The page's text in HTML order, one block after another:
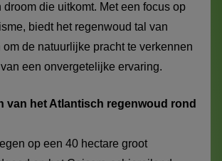
die uitkomt. Met een focus op
biedt het regenwoud tal van
de natuurlijke pracht te verkennen
een onvergetelijke ervaring.
van het Atlantisch regenwoud rond
op een 40 hectare groot